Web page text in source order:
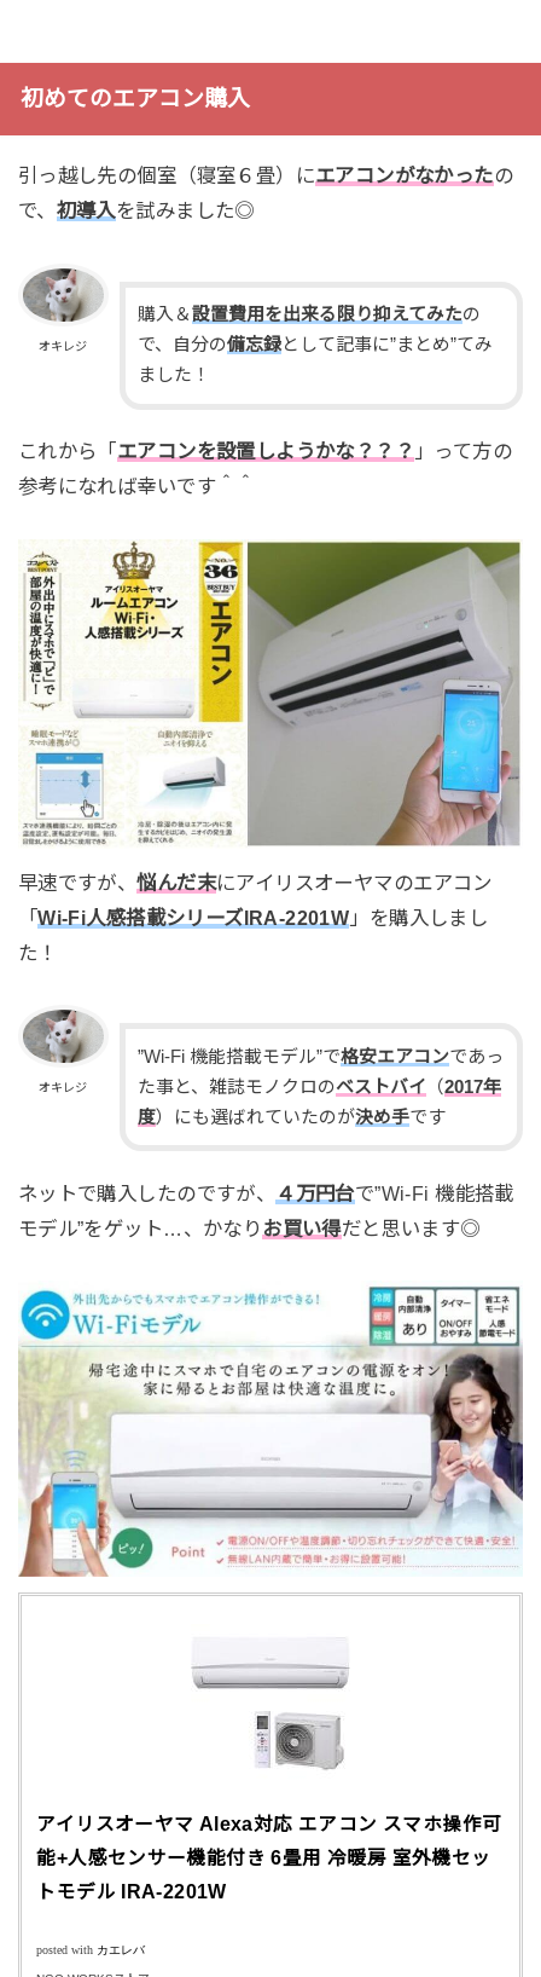
初めてのエアコン購入
引っ越し先の個室（寝室６畳）にエアコンがなかったの
で、 初導入を試みました◎
オキレジ
購入＆設置費用を出来る限り抑えてみたの
で、自分の備忘録として記事に”まとめ”てみ
ました！
これから「エアコンを設置しようかな？？？ 」って方の
参考になれば幸いです＾＾
早速ですが、悩んだ末にアイリスオーヤマのエアコン
「Wi-Fi人感搭載シリーズIRA-2201W 」を購入しまし
た！
オキレジ
”Wi-Fi 機能搭載モデル”で格安エアコンであっ
た事と、雑誌モノクロのベストバイ （2017年
度）にも選ばれていたのが決め手です
ネットで購入したのですが、 ４万円台で”Wi-Fi 機能搭載
モデル”をゲット…、かなり お買い得だと思います◎
アイリスオーヤマ Alexa対応 エアコン スマホ操作可
能+人感センサー機能付き 6畳用 冷暖房 室外機セッ
トモデル IRA-2201W
posted with カエレバ